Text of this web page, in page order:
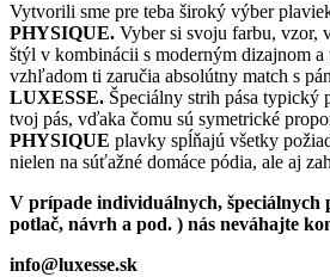
Vytvorili sme pre teba široký výber
PHYSIQUE. Vyber si svoju farbu, vzor,
štýl v kombinácii s moderným dizajnom
vzhľadom ti zaručia absolútny match s
LUXESSE. Špeciálny strih pása typický
tvoj pás, vďaka čomu sú symetrické
PHYSIQUE plavky spĺňajú všetky
nielen na súťažné domáce pódia, ale aj
V prípade individuálnych, špeciálnych
potlač, návrh a pod. ) nás neváhajte
info@luxesse.sk